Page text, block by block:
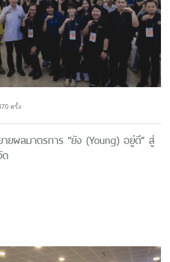
ครั้ง
ยผลมาตรการ “ยัง (Young) อยู่ดี” สู่